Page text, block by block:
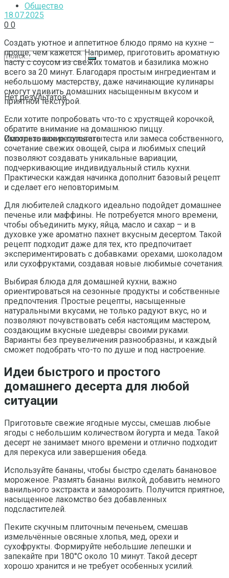
Общество
Нет результатов
Смотреть все результаты
18.07.2025
0 0
Создать уютное и аппетитное блюдо прямо на кухне –
проще, чем кажется. Например, приготовить ароматную
пасту с соусом из свежих томатов и базилика можно
всего за 20 минут. Благодаря простым ингредиентам и
небольшому мастерству, даже начинающие кулинары
смогут удивить домашних насыщенным вкусом и
приятной текстурой.
Если хотите попробовать что-то с хрустящей корочкой,
обратите внимание на домашнюю пиццу.
Использование готового теста или замеса собственного,
сочетание свежих овощей, сыра и любимых специй
позволяют создавать уникальные вариации,
подчеркивающие индивидуальный стиль кухни.
Практически каждая начинка дополнит базовый рецепт
и сделает его неповторимым.
Для любителей сладкого идеально подойдет домашнее
печенье или маффины. Не потребуется много времени,
чтобы объединить муку, яйца, масло и сахар – и в
духовке уже ароматно пахнет вкусным десертом. Такой
рецепт подходит даже для тех, кто предпочитает
экспериментировать с добавками: орехами, шоколадом
или сухофруктами, создавая новые любимые сочетания.
Выбирая блюда для домашней кухни, важно
ориентироваться на сезонные продукты и собственные
предпочтения. Простые рецепты, насыщенные
натуральными вкусами, не только радуют вкус, но и
позволяют почувствовать себя настоящим мастером,
создающим вкусные шедевры своими руками.
Варианты без преувеличения разнообразны, и каждый
сможет подобрать что-то по душе и под настроение.
Идеи быстрого и простого
домашнего десерта для любой
ситуации
Приготовьте свежие ягодные муссы, смешав любые
ягоды с небольшим количеством йогурта и меда. Такой
десерт не занимает много времени и отлично подходит
для перекуса или завершения обеда.
Используйте бананы, чтобы быстро сделать банановое
мороженое. Размять бананы вилкой, добавить немного
ванильного экстракта и заморозить. Получится приятное,
насыщенное лакомство без добавленных
подсластителей.
Пеките скучным плиточным печеньем, смешав
измельчённые овсяные хлопья, мед, орехи и
сухофрукты. Формируйте небольшие лепешки и
запекайте при 180°С около 10 минут. Такой десерт
хорошо хранится и не требует особенных усилий.